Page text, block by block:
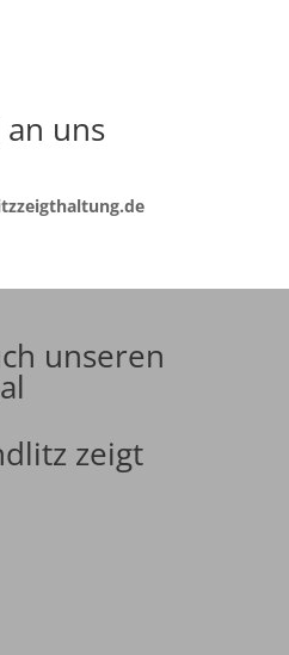
uns
unseren
zeigt